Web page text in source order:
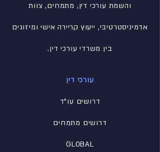
והשמת עורכי דין, מתמחים, צוות
אדמיניסטרטיבי, ייעוץ קריירה אישי ומיזוגים
בין משרדי עורכי דין.
עורכי דין
דרושים עו"ד
דרושים מתמחים
GLOBAL